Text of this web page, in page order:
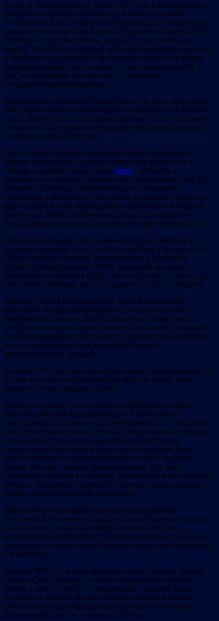
Вслед за этим решением в начале 1911 года в Калинковичах
открылись ивритский детский сад и ивритская школа.
Учителями и воспитателями были выпускники Гродненских
курсов, в том числе Яков Барам, Авраам-Аба Слуцкий, Эстер
Клейнер и Сара Менделеева, да будет благословенна их
память. Этот воспитательный центр просуществовал два года
и закрылся из-за недостатка финансирования и ссор между
преподавателями, один из которых даже написал жалобу о
том, что программа обучения не соответствует
государственным требованиям.
Неудача очень огорчила Йосефа-Хаима. Он даже склонялся к
тому, чтобы покинуть Калинковичи и перебраться в большой
город. Долгие годы он вынашивал великую идею – перевести
Талмуд на иврит, однако жёсткая действительность не дала
этим мечтам осуществиться.
Под влиянием Дорожко некоторые юноши отправились в
иешиву города Лида, которую основал рав Райнес (см. о
лидском «ешиботе нового типа» здесь – belisrael), а
вернувшись в местечко, открыли ивритскую библиотеку. По
вечерам и на исходе Субботы молодежь собиралась в
библиотеке и беседовали о насущных проблемах. Среди них я
припоминаю Иегуду Комиссарчика, пропавшего в горниле
революции, Бейниша Миневича, который впоследствии
репатриировался в Израиль и работал в сфере образования.
Несколько выходцев из Калинковичей стали известны в
писательском мире, среди них Исраэль-Меир Горелик (1873–
1956), учитель и писатель, поселившийся в Аргентине,
Шломо Сайман (родился в 1895), идишский писатель и
фольклорист, живший в США, Залман Телесин (годы жизни
1907–1996 – belisrael), писал на идише в СССР и в Израиле.
Началась Первая Мировая война. Через Калинковичи
проходили поезда, перевозившие еврейских беженцев из
прифронтовой полосы. Еврейские активисты местечка и
члены благотворительных организаций посменно дежурили
на железнодорожной станции, встречая беженцев и снабжая
их всем необходимым для дальнейшей дороги:
продовольствием, одеждой.
В начале 1917 года было свергнуто царское правительство. На
улицах местечка стали развеваться красные флаги, евреи
вошли в состав городского совета.
Общность судеб и чувство свободы переполняли сердца
жителей, невзирая на национальную и религиозную
принадлежность. Смена власти взбудоражила и сионистское
движение. Еврейская молодёжь принимала участие в бурных
дискуссиях в синагогах между активистами Бунда и
сионистскими партиями, в подготовке к выборам. Доля
участия молодого поколения местечка во всём этом была
велика. Но вдруг подули тревожные ветра. Всё чаще
слышались призывы к погромам, гражданская война набирала
обороты. Большевистская власть пленила сердца молодёжи
идеями коммунистической революции.
Представители молодёжи получили ответственные
должности в управлении городом, таким образом уменьшая
влияние и силу «местных еврейских капиталистов».
Большинство еврейской молодёжи продолжало сионистскую
деятельность, однако немало молодых евреев присоединилось
к комсомолу.
В конце 1910-х гг. власть менялась каждые полгода. Власть
гетмана Скоропадского сменилась оккупацией польской
армии, а вместе с ней и её союзниками – бандами Булак-
Балаховича, которые бесчинствовали, грабили и убивали.
Многие люди пали жертвами жестокости этих негодяев,
которые зверствовали в округе в 1920 году.